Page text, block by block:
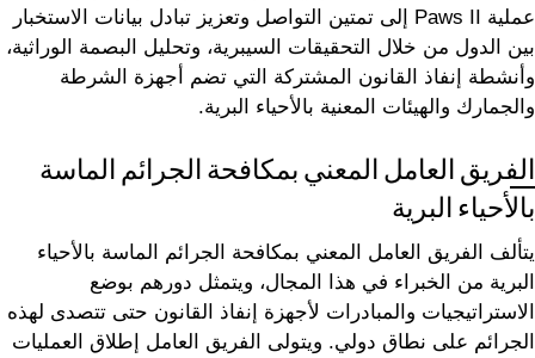
عملية Paws II إلى تمتين التواصل وتعزيز تبادل بيانات الاستخبار
بين الدول من خلال التحقيقات السيبرية، وتحليل البصمة الوراثية،
وأنشطة إنفاذ القانون المشتركة التي تضم أجهزة الشرطة
والجمارك والهيئات المعنية بالأحياء البرية.
الفريق العامل المعني بمكافحة الجرائم الماسة
بالأحياء البرية
يتألف الفريق العامل المعني بمكافحة الجرائم الماسة بالأحياء
البرية من الخبراء في هذا المجال، ويتمثل دورهم بوضع
الاستراتيجيات والمبادرات لأجهزة إنفاذ القانون حتى تتصدى لهذه
الجرائم على نطاق دولي. ويتولى الفريق العامل إطلاق العمليات